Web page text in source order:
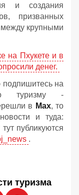
и создания
призванных
между крупными
на Пхукете и в
денег.
подпишитесь на
туризму -
в Мах, то
и туда:
публикуются
.
туризма